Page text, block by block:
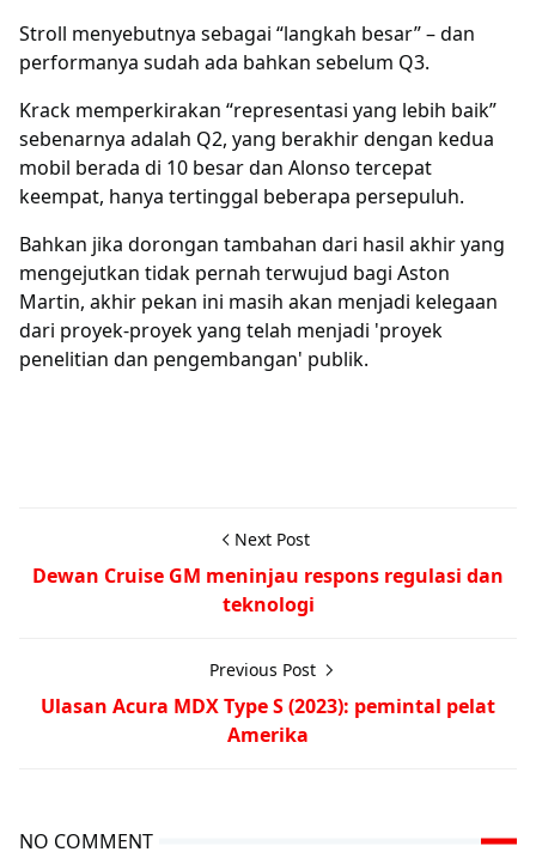
Stroll menyebutnya sebagai “langkah besar” – dan
performanya sudah ada bahkan sebelum Q3.
Krack memperkirakan “representasi yang lebih baik”
sebenarnya adalah Q2, yang berakhir dengan kedua
mobil berada di 10 besar dan Alonso tercepat
keempat, hanya tertinggal beberapa persepuluh.
Bahkan jika dorongan tambahan dari hasil akhir yang
mengejutkan tidak pernah terwujud bagi Aston
Martin, akhir pekan ini masih akan menjadi kelegaan
dari proyek-proyek yang telah menjadi 'proyek
penelitian dan pengembangan' publik.
Next Post
Dewan Cruise GM meninjau respons regulasi dan
teknologi
Previous Post
Ulasan Acura MDX Type S (2023): pemintal pelat
Amerika
NO COMMENT